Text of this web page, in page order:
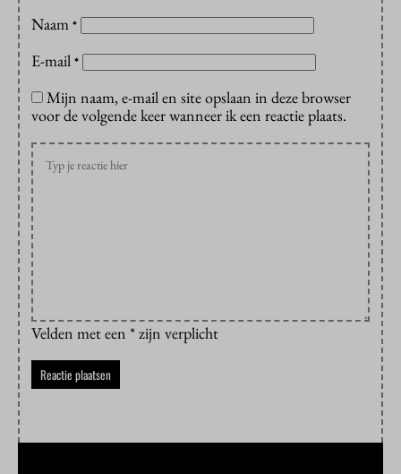
Naam *
E-mail *
Mijn naam, e-mail en site opslaan in deze browser
voor de volgende keer wanneer ik een reactie plaats.
Velden met een * zijn verplicht